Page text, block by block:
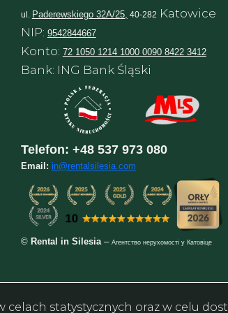
ul. Paderewskiego 32A/25, 40-282 Katowice
NIP: 9542844667
Konto: 72 1050 1214 1000 0090 8422 3412
Bank: ING Bank Śląski
Telefon: +48 537 973 080
Email: in@rentalsilesia.com
© Rental in Silesia– Агентство нерухомості у Катовіце
celach statystycznych oraz w celu